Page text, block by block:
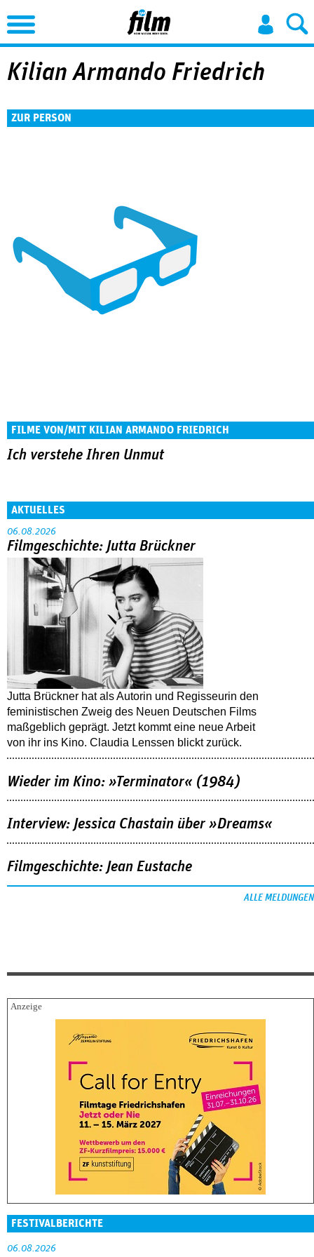
Jump to Navigation
Kilian Armando Friedrich
ZUR PERSON
FILME VON/MIT KILIAN ARMANDO FRIEDRICH
Ich verstehe Ihren Unmut
AKTUELLES
06.08.2026
Filmgeschichte: Jutta Brückner
Jutta Brückner hat als Autorin und Regisseurin den
feministischen Zweig des Neuen Deutschen Films
maßgeblich geprägt. Jetzt kommt eine neue Arbeit
von ihr ins Kino. Claudia Lenssen blickt zurück.
Wieder im Kino: »Terminator« (1984)
Interview: Jessica Chastain über »Dreams«
Filmgeschichte: Jean Eustache
ALLE MELDUNGEN
FESTIVALBERICHTE
06.08.2026